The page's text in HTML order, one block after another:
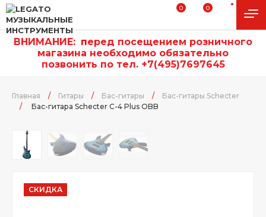
0 0
ВНИМАНИЕ: перед посещением розничного
магазина необходимо обязательно
позвонить по тел. +7(495)7697645
Главная / Гитары / Бас-гитары /
Бас-гитары Schecter
/
Бас-гитара Schecter C-4 Plus OBB
СКИДКА